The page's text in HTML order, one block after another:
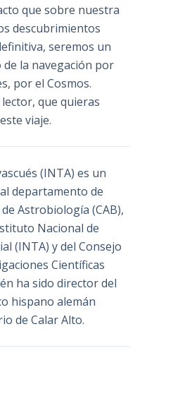
que sobre nuestra
descubrimientos
seremos un
la navegación por
por el Cosmos.
que quieras
viaje.
(INTA) es un
departamento de
Astrobiología (CAB),
Nacional de
(INTA) y del Consejo
Científicas
ha sido director del
hispano alemán
de Calar Alto.